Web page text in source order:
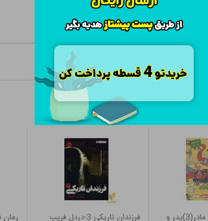
قصه های با پدر و مادر(3)پدر و
فرزندان تاریکی 3-دردل فریب